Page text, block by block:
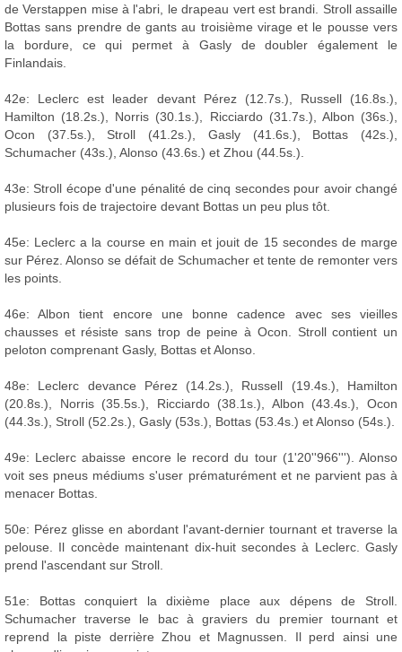
de Verstappen mise à l'abri, le drapeau vert est brandi. Stroll assaille
Bottas sans prendre de gants au troisième virage et le pousse vers
la bordure, ce qui permet à Gasly de doubler également le
Finlandais.
42e: Leclerc est leader devant Pérez (12.7s.), Russell (16.8s.),
Hamilton (18.2s.), Norris (30.1s.), Ricciardo (31.7s.), Albon (36s.),
Ocon (37.5s.), Stroll (41.2s.), Gasly (41.6s.), Bottas (42s.),
Schumacher (43s.), Alonso (43.6s.) et Zhou (44.5s.).
43e: Stroll écope d'une pénalité de cinq secondes pour avoir changé
plusieurs fois de trajectoire devant Bottas un peu plus tôt.
45e: Leclerc a la course en main et jouit de 15 secondes de marge
sur Pérez. Alonso se défait de Schumacher et tente de remonter vers
les points.
46e: Albon tient encore une bonne cadence avec ses vieilles
chausses et résiste sans trop de peine à Ocon. Stroll contient un
peloton comprenant Gasly, Bottas et Alonso.
48e: Leclerc devance Pérez (14.2s.), Russell (19.4s.), Hamilton
(20.8s.), Norris (35.5s.), Ricciardo (38.1s.), Albon (43.4s.), Ocon
(44.3s.), Stroll (52.2s.), Gasly (53s.), Bottas (53.4s.) et Alonso (54s.).
49e: Leclerc abaisse encore le record du tour (1'20''966'''). Alonso
voit ses pneus médiums s'user prématurément et ne parvient pas à
menacer Bottas.
50e: Pérez glisse en abordant l'avant-dernier tournant et traverse la
pelouse. Il concède maintenant dix-huit secondes à Leclerc. Gasly
prend l'ascendant sur Stroll.
51e: Bottas conquiert la dixième place aux dépens de Stroll.
Schumacher traverse le bac à graviers du premier tournant et
reprend la piste derrière Zhou et Magnussen. Il perd ainsi une